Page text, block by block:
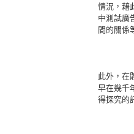
情況，藉
中測試廣
間的關係
此外，在
早在幾千
得探究的